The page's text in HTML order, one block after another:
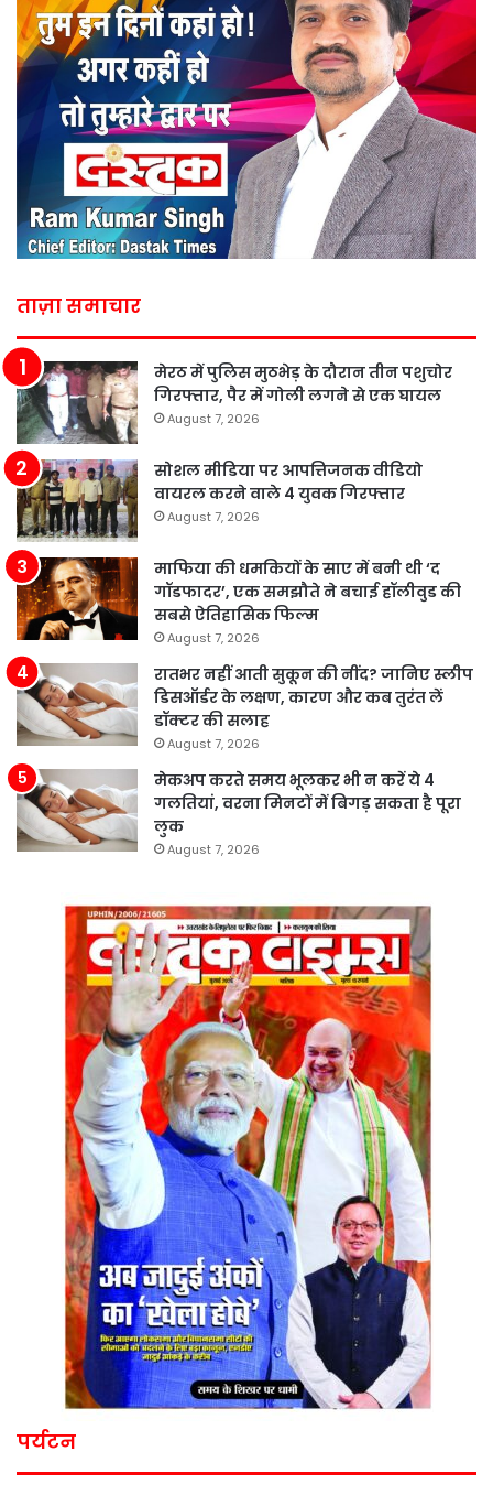
ताज़ा समाचार
मेरठ में पुलिस मुठभेड़ के दौरान तीन पशुचोर
गिरफ्तार, पैर में गोली लगने से एक घायल
August 7, 2026
सोशल मीडिया पर आपत्तिजनक वीडियो
वायरल करने वाले 4 युवक गिरफ्तार
August 7, 2026
माफिया की धमकियों के साए में बनी थी ‘द
गॉडफादर’, एक समझौते ने बचाई हॉलीवुड की
सबसे ऐतिहासिक फिल्म
August 7, 2026
रातभर नहीं आती सुकून की नींद? जानिए स्लीप
डिसऑर्डर के लक्षण, कारण और कब तुरंत लें
डॉक्टर की सलाह
August 7, 2026
मेकअप करते समय भूलकर भी न करें ये 4
गलतियां, वरना मिनटों में बिगड़ सकता है पूरा
लुक
August 7, 2026
पर्यटन